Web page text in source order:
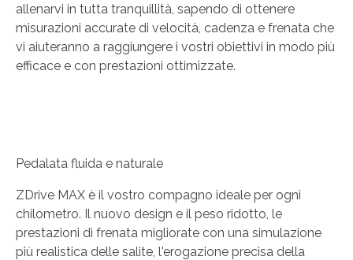
allenarvi in tutta tranquillità, sapendo di ottenere
misurazioni accurate di velocità, cadenza e frenata che
vi aiuteranno a raggiungere i vostri obiettivi in modo più
efficace e con prestazioni ottimizzate.
Pedalata fluida e naturale
ZDrive MAX è il vostro compagno ideale per ogni
chilometro. Il nuovo design e il peso ridotto, le
prestazioni di frenata migliorate con una simulazione
più realistica delle salite, l'erogazione precisa della